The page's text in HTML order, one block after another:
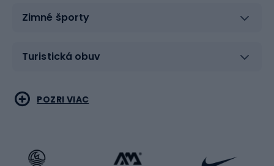
Zimné športy
Turistická obuv
Vodné športy
Bojové umenia
POZRI VIAC